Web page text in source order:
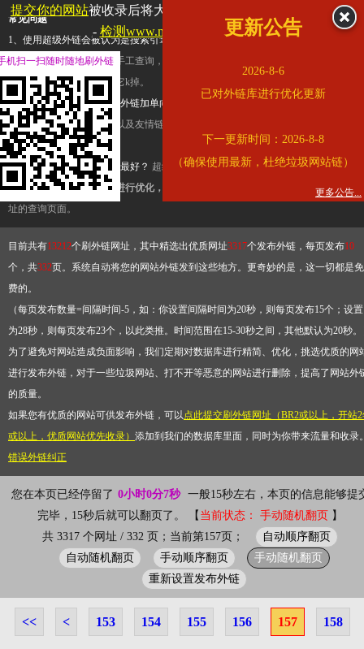
常见问题
1、使用超级外链会被认为是搜索引擎优化作弊吗？ 超级外链只是一个简便而集成
查询工具，模拟的是正常手工查询，不是作弊。如果是作弊，那您可以使用超级外
推广竞争对手的网址，让它k掉。
2、网站优化单纯依靠超级外链加单向链接可行吗？
链，需要结合普通的外链以及友情链接，您可以到站长论坛发布外链，到友情链接
台交换友情链接。
3、如何使用超级外链效果最好？ 超级外链不同于普通的外链，它是动态的链接，
有频繁使用超级外链工具进行优化，才能获得稳定的外链
，最终使搜索引擎收录带
址的查询页面。
目前共有13212个刷外链网址，其中精选出优质网址3317个发布外链，每页发布10
个，共332页。系统自动将您的网站外链发到这些地方。更奇妙的是，这一切都是免
费的。
（每页发布数量=间隔时间-5，如：你设置间隔时间为20秒，则每页发布15个；设置
为28秒，则每页发布23个，以此类推。时间范围在15-30秒之间，其他默认为20秒
为了避免对网站造成负面影响，我们定期对数据库进行精简、优化，挑选优质的网
进行发布外链，对于一些垃圾网站、打不开等恶意的网站进行删除，提高了网站外
的质量。
如果您有优质的网站可供发布外链，可以点此提交刷外链网址（BR2或以上，开站
或以上，优质网站优先收录） 添加到我们的数据库里面，同时为你带来流量和收录
错误外链纠正
您在本页已经停留了 0小时0分7秒
一般15秒左右，本页的信息能够提
完毕，15秒后就可以翻页了。 【 当前状态： 手动随机翻页 】
共 3317 个网址 / 332 页；当前第157页；
自动顺序翻页
自动随机翻页
手动顺序翻页
手动随机翻页
重新设置发布外链
<< < 153 154 155 156 157 158
提交你的网站被收录后将大幅提升流量和外链，
查看展示页面
- 检测www.mogu.com是否收录更新公告
2026-8-6
已对外链库进行优化更新
下一更新时间：2026-8-8
（确保使用最新，杜绝垃圾网站链）
更多公告...
机扫一扫随时随地刷外链